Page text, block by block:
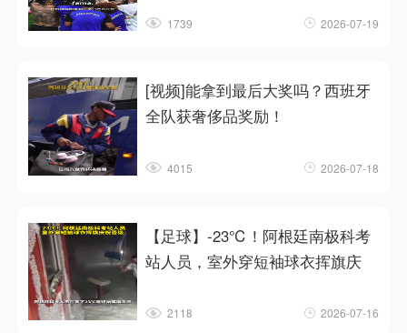
1739 2026-07-19
[视频]能拿到最后大奖吗？西班牙
全队获奢侈品奖励！
4015 2026-07-18
【足球】-23℃！阿根廷南极科考
站人员，室外穿短袖球衣挥旗庆
2118 2026-07-16